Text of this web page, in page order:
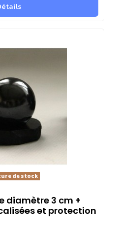
de stock
diamètre 3 cm +
et protection